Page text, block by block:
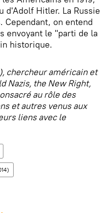
d'Adolf Hitler. La Russie
Cependant, on entend
envoyant le "parti de la
historique.
chercheur américain et
Nazis, the New Right,
au rôle des
et autres venus aux
liens avec le